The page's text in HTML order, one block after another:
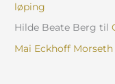
løping
Hilde Beate Berg til
Mai Eckhoff Morseth